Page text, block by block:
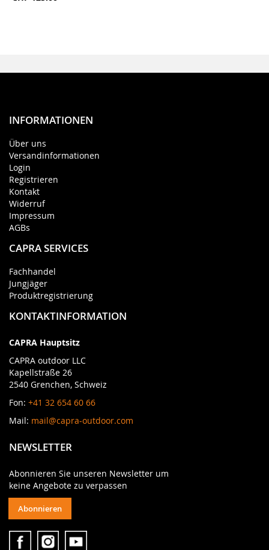
INFORMATIONEN
Über uns
Versandinformationen
Login
Registrieren
Kontakt
Widerruf
Impressum
AGBs
CAPRA SERVICES
Fachhandel
Jungjäger
Produktregistrierung
KONTAKTINFORMATION
CAPRA Hauptsitz
CAPRA outdoor LLC
Kapellstraße 26
2540 Grenchen, Schweiz
Fon: +41 32 654 60 66
Mail: mail@capra-outdoor.com
NEWSLETTER
Abonnieren Sie unseren Newsletter um
keine Angebote zu verpassen
Abonnieren